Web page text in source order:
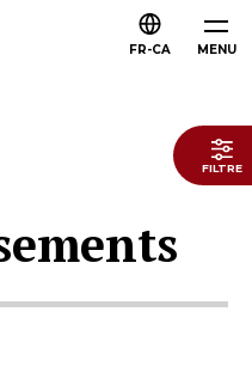
MENU
FR-CA
FILTRE